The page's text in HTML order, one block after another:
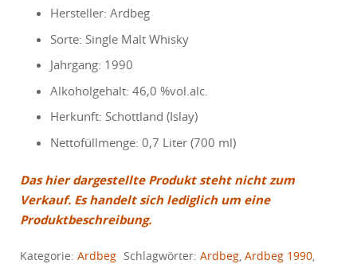
Hersteller: Ardbeg
Sorte: Single Malt Whisky
Jahrgang: 1990
Alkoholgehalt: 46,0 %vol.alc.
Herkunft: Schottland (Islay)
Nettofüllmenge: 0,7 Liter (700 ml)
Das hier dargestellte Produkt steht nicht zum
Verkauf. Es handelt sich lediglich um eine
Produktbeschreibung.
Kategorie: Ardbeg Schlagwörter: Ardbeg, Ardbeg 1990,